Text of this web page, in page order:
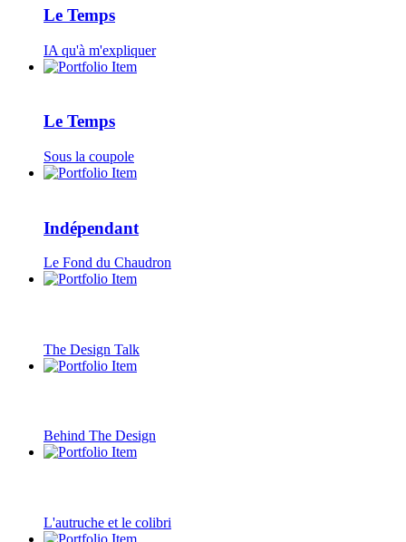
Le Temps
IA qu'à m'expliquer
Le Temps
Sous la coupole
Indépendant
Le Fond du Chaudron
The Design Talk
Behind The Design
L'autruche et le colibri